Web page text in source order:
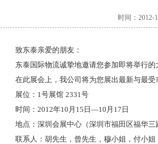
时间：2012-
致东泰亲爱的朋友：
东泰国际物流诚挚地邀请您参加即将举行
在此展会上，我公司将为您展出最新与最
展位：1号展馆 2331号
时间：2012年10月15日—10月17日
地点：深圳会展中心（深圳市福田区福华三
联系人：胡先生，曾先生，穆小姐，付小姐